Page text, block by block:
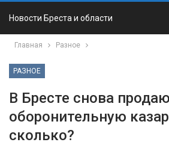
Новости Бреста и области
Главная Разное
РАЗНОЕ
В Бресте снова
оборонительную
сколько?